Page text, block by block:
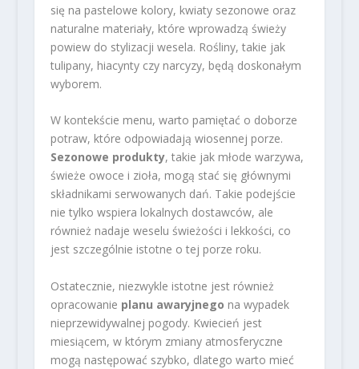
się na pastelowe kolory, kwiaty sezonowe oraz
naturalne materiały, które wprowadzą świeży
powiew do stylizacji wesela. Rośliny, takie jak
tulipany, hiacynty czy narcyzy, będą doskonałym
wyborem.
W kontekście menu, warto pamiętać o doborze
potraw, które odpowiadają wiosennej porze.
Sezonowe produkty, takie jak młode warzywa,
świeże owoce i zioła, mogą stać się głównymi
składnikami serwowanych dań. Takie podejście
nie tylko wspiera lokalnych dostawców, ale
również nadaje weselu świeżości i lekkości, co
jest szczególnie istotne o tej porze roku.
Ostatecznie, niezwykle istotne jest również
opracowanie planu awaryjnego na wypadek
nieprzewidywalnej pogody. Kwiecień jest
miesiącem, w którym zmiany atmosferyczne
mogą następować szybko, dlatego warto mieć